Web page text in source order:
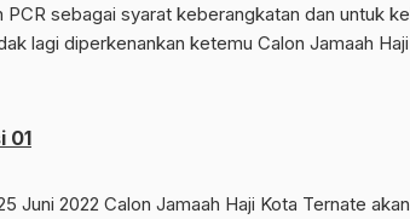
PCR sebagai syarat keberangkatan dan untuk
lagi diperkenankan ketemu Calon Jamaah
01
Juni 2022 Calon Jamaah Haji Kota Ternate